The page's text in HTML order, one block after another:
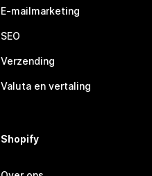
E-mailmarketing
SEO
Verzending
Valuta en vertaling
Shopify